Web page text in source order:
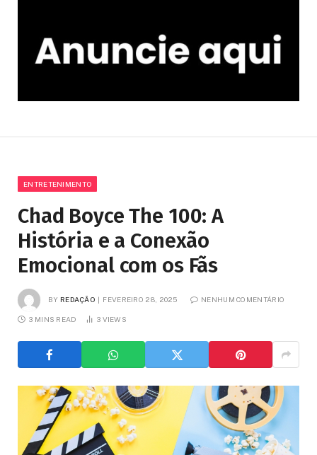
ENTRETENIMENTO
Chad Boyce The 100: A
História e a Conexão
Emocional com os Fãs
BY REDAÇÃO FEVEREIRO 28, 2025 NENHUM COMENTÁRIO
3 MINS READ 3 VIEWS